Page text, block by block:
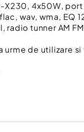
4x50W, port
wav, wma, EQ
tunner AM
urme de utilizare